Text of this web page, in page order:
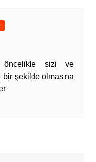
öncelikle sizi ve
bir şekilde olmasına